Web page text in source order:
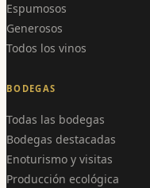
Espumosos
Generosos
Todos los vinos
BODEGAS
Todas las bodegas
Bodegas destacadas
Enoturismo y visitas
Producción ecológica